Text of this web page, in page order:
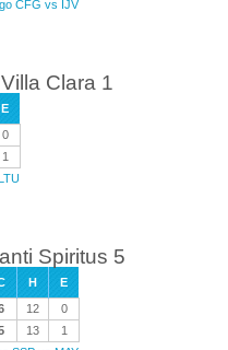
CFG vs IJV
Clara 1
E
0
1
Spiritus 5
H
E
12
0
13
1